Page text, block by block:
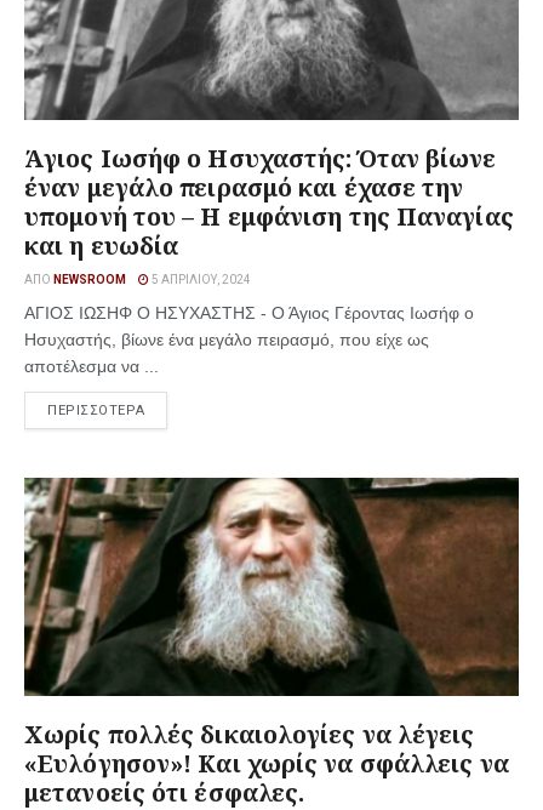
Άγιος Ιωσήφ ο Ησυχαστής: Όταν βίωνε
έναν μεγάλο πειρασμό και έχασε την
υπομονή του – Η εμφάνιση της Παναγίας
και η ευωδία
ΑΠΌ NEWSROOM 5 ΑΠΡΙΛΊΟΥ, 2024
ΑΓΙΟΣ ΙΩΣΗΦ Ο ΗΣΥΧΑΣΤΗΣ - Ο Άγιος Γέροντας Ιωσήφ ο
Ησυχαστής, βίωνε ένα μεγάλο πειρασμό, που είχε ως
αποτέλεσμα να ...
ΠΕΡΙΣΣΟΤΕΡΑ
Χωρίς πολλές δικαιολογίες να λέγεις
«Ευλόγησον»! Και χωρίς να σφάλλεις να
μετανοείς ότι έσφαλες.